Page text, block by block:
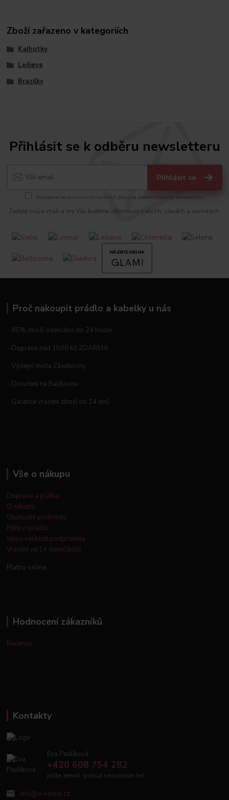
Zboží zařazeno v kategoriích
Kalhotky
Leilieve
Brazilky
Přihlásit se k odběru newsletteru
Přihlásit se
Souhlasím se zpracováním osobních údajů za účelem rozesílky newsletteru.
Zadejte svůj e-mail a my Vás budeme informovat o akcích, slevách a novinkách.
Proč nakoupit prádlo a kabelky u nás
- 95% zboží odesláno do 24 hodin
- Doprava nad 1500 Kč ZDARMA
- Výdejní místa Zásilkovny
- Doručení na Balíkovnu
- Garance vrácení zboží do 14 dnů
Vše o nákupu
Doprava a platba
O nákupu
Obchodní podmínky
Péče o prádlo
Jakou velikost podprsenky
Vrácení ve 14 denní lhůtě
Platby online
Hodnocení zákazníků
Recenze
Kontakty
Eva Paulíková
+420 608 754 282
pište email, pokud nezvedám tel.
info@e-velina.cz